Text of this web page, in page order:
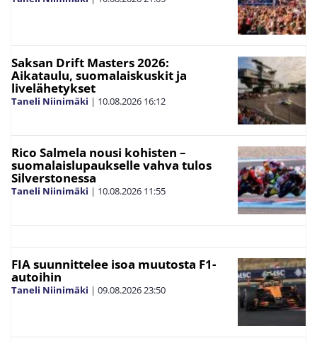
Saksan Drift Masters 2026:
Aikataulu, suomalaiskuskit ja
livelähetykset
Taneli Niinimäki | 10.08.2026 16:12
Rico Salmela nousi kohisten –
suomalaislupaukselle vahva tulos
Silverstonessa
Taneli Niinimäki | 10.08.2026 11:55
FIA suunnittelee isoa muutosta F1-
autoihin
Taneli Niinimäki | 09.08.202623:50